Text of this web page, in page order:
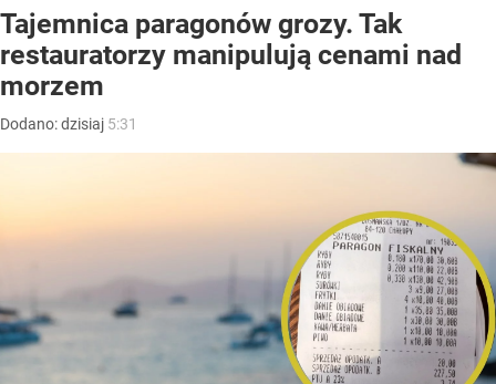
Tajemnica paragonów grozy. Tak
restauratorzy manipulują cenami nad
morzem
Dodano:dzisiaj 5:31